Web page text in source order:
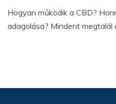
Hogyan működik a CBD?
adagolása? Mindent megtalál